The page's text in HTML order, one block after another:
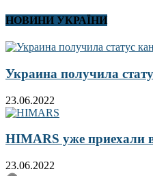
НОВИНИ УКРАЇНИ
Украина получила
23.06.2022
HIMARS уже приехали
23.06.2022